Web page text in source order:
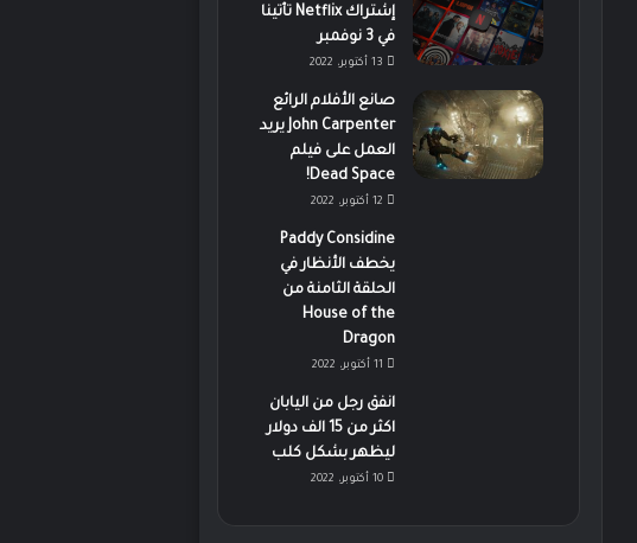
إشتراك Netflix تأتينا
في 3 نوفمبر
13 أكتوبر، 2022
صانع الأفلام الرائع
John Carpenter يريد
العمل على فيلم
Dead Space!
12 أكتوبر، 2022
Paddy Considine
يخطف الأنظار في
الحلقة الثامنة من
House of the
Dragon
11 أكتوبر، 2022
انفق رجل من اليابان
اكثر من 15 الف دولار
ليظهر بشكل كلب
10 أكتوبر، 2022